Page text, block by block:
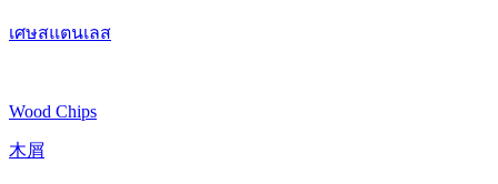
เศษสแตนเลส
Wood Chips
木屑